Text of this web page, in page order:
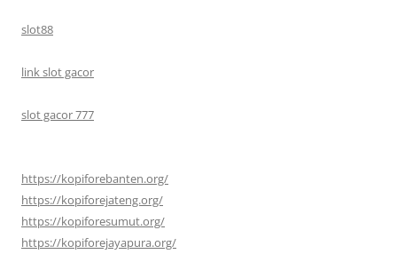
slot88
link slot gacor
slot gacor 777
https://kopiforebanten.org/
https://kopiforejateng.org/
https://kopiforesumut.org/
https://kopiforejayapura.org/